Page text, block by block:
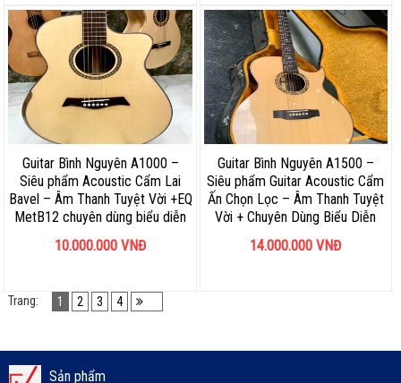
Guitar Bình Nguyên A1000 –
Siêu phẩm Acoustic Cẩm Lai
Bavel – Âm Thanh Tuyệt Vời +EQ
MetB12 chuyên dùng biểu diễn
10.000.000 VNĐ
Guitar Bình Nguyên A1500 –
Siêu phẩm Guitar Acoustic Cẩm
Ấn Chọn Lọc – Âm Thanh Tuyệt
Vời + Chuyên Dùng Biểu Diễn
14.000.000 VNĐ
Trang: 1 2 3 4
Sản phẩm